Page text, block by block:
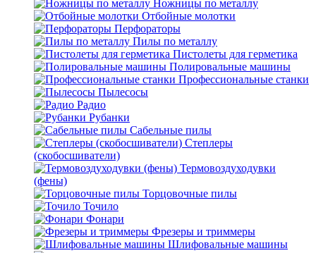
Ножницы по металлу
Отбойные молотки
Перфораторы
Пилы по металлу
Пистолеты для герметика
Полировальные машины
Профессиональные станки
Пылесосы
Радио
Рубанки
Сабельные пилы
Степлеры
(скобосшиватели)
Термовоздуходувки
(фены)
Торцовочные пилы
Точило
Фонари
Фрезеры и триммеры
Шлифовальные машины